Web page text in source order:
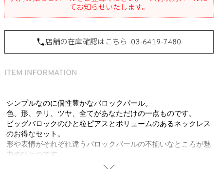
てお知らせいたします。
店舗の在庫確認はこちら 03-6419-7480
シンプルなのに個性豊かなバロックパール。
色、形、テリ、ツヤ、全てがあなただけの一点ものです。
ビッグバロックのひと粒ピアスとボリュームのあるネックレス
のお得なセット。
形や表情がそれぞれ違うバロックパールの不揃いなところが魅
力のひとつです。
身に着けるだけでオシャレな印象に。